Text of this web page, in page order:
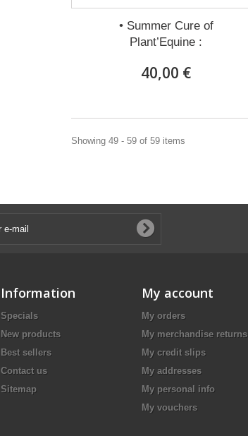
• Summer Cure of
Plant’Equine :
40,00 €
Showing 49 - 59 of 59 items
Information
Specials
New products
Best sellers
Contact us
Sitemap
My account
My orders
My merchandise returns
My credit slips
My addresses
My personal info
My vouchers